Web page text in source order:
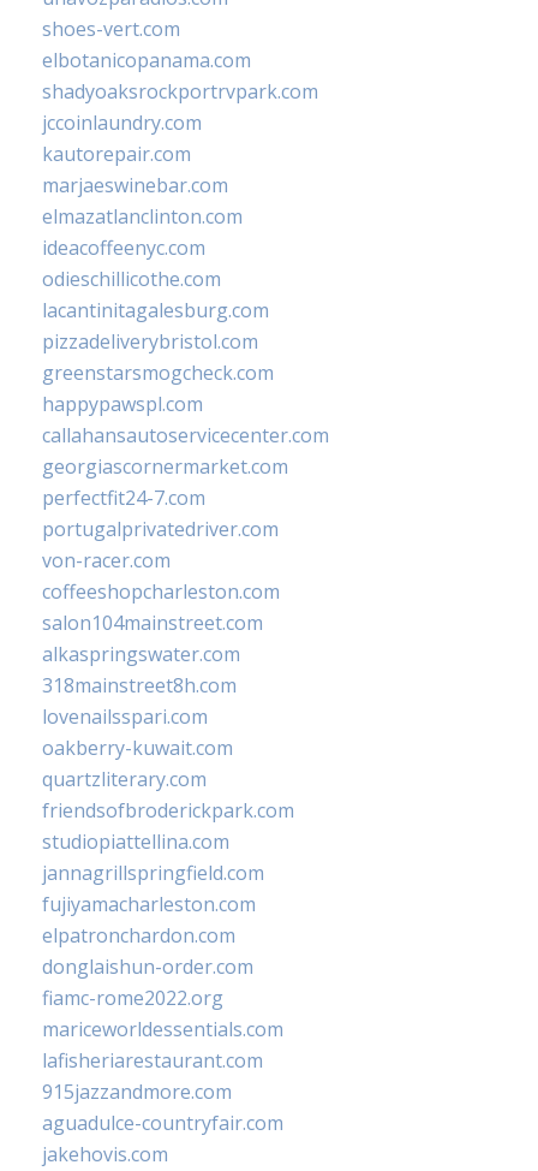
shoes-vert.com
elbotanicopanama.com
shadyoaksrockportrvpark.com
jccoinlaundry.com
kautorepair.com
marjaeswinebar.com
elmazatlanclinton.com
ideacoffeenyc.com
odieschillicothe.com
lacantinitagalesburg.com
pizzadeliverybristol.com
greenstarsmogcheck.com
happypawspl.com
callahansautoservicecenter.com
georgiascornermarket.com
perfectfit24-7.com
portugalprivatedriver.com
von-racer.com
coffeeshopcharleston.com
salon104mainstreet.com
alkaspringswater.com
318mainstreet8h.com
lovenailsspari.com
oakberry-kuwait.com
quartzliterary.com
friendsofbroderickpark.com
studiopiattellina.com
jannagrillspringfield.com
fujiyamacharleston.com
elpatronchardon.com
donglaishun-order.com
fiamc-rome2022.org
mariceworldessentials.com
lafisheriarestaurant.com
915jazzandmore.com
aguadulce-countryfair.com
jakehovis.com